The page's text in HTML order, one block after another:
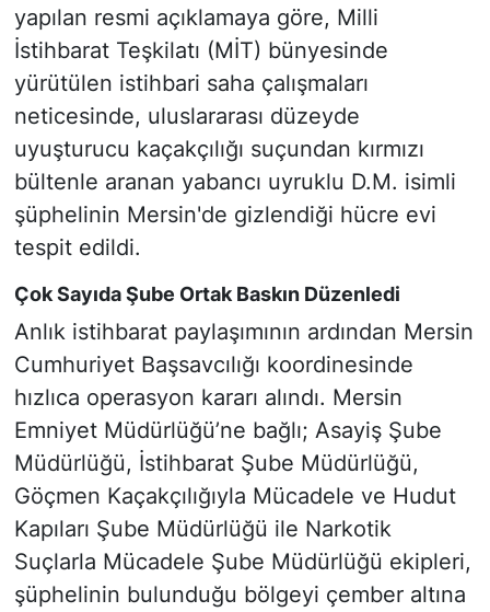
yapılan resmi açıklamaya göre, Milli
İstihbarat Teşkilatı (MİT) bünyesinde
yürütülen istihbari saha çalışmaları
neticesinde, uluslararası düzeyde
uyuşturucu kaçakçılığı suçundan kırmızı
bültenle aranan yabancı uyruklu D.M. isimli
şüphelinin Mersin'de gizlendiği hücre evi
tespit edildi.
Çok Sayıda Şube Ortak Baskın Düzenledi
Anlık istihbarat paylaşımının ardından Mersin
Cumhuriyet Başsavcılığı koordinesinde
hızlıca operasyon kararı alındı. Mersin
Emniyet Müdürlüğü’ne bağlı; Asayiş Şube
Müdürlüğü, İstihbarat Şube Müdürlüğü,
Göçmen Kaçakçılığıyla Mücadele ve Hudut
Kapıları Şube Müdürlüğü ile Narkotik
Suçlarla Mücadele Şube Müdürlüğü ekipleri,
şüphelinin bulunduğu bölgeyi çember altına